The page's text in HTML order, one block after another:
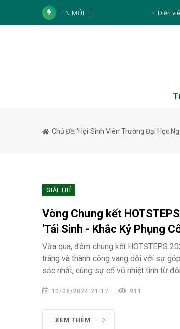
TIN MỚI Diễn
Tử vi cá nhân hàng ngày
Tử vi 12 con giáp ngày
4 thói
Chủ Đề: 'Hội Sinh Viên Trường Đại Học
GIẢI TRÍ
Vòng Chung kết
'Tái Sinh - Khắc Kỷ Phụng
Vừa qua, đêm chung kết HOTSTEPS
tráng và thành công vang dội với sự
sắc nhất, cùng sự cổ vũ nhiệt tình từ
10/06/2024 21:17 911
XEM THÊM